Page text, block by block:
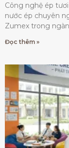
Công nghệ ép
nước ép chuyên
Zumex trong
Đọc thêm »